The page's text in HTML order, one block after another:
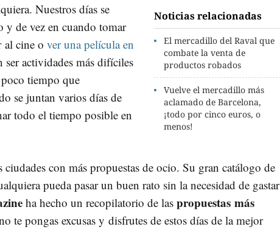
Noticias relacionadas
El mercadillo del Raval que
combate la venta de
productos robados
Vuelve el mercadillo más
aclamado de Barcelona,
¡todo por cinco euros, o
menos!
Nuestros días se
y de vez en cuando tomar
al cine o ver una película en
ser actividades más difíciles
tiempo que
se juntan varios días de
todo el tiempo posible en
ciudades con más propuestas de ocio. Su gran catálogo de
pueda pasar un buen rato sin la necesidad de gastar
ha hecho un recopilatorio de las propuestas más
te pongas excusas y disfrutes de estos días de la mejor